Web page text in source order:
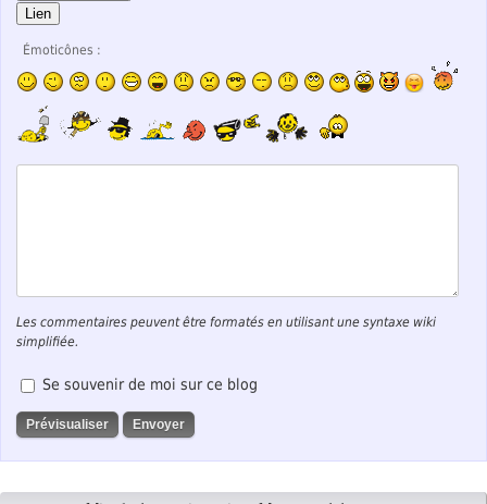
Lien
Émoticônes :
Les commentaires peuvent être formatés en utilisant une syntaxe wiki
simplifiée.
Se souvenir de moi sur ce blog